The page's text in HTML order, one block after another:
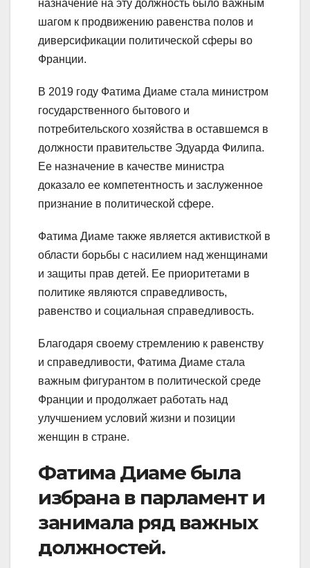
назначение на эту должность было важным
шагом к продвижению равенства полов и
диверсификации политической сферы во
Франции.
В 2019 году Фатима Диаме стала министром
государственного бытового и
потребительского хозяйства в оставшемся в
должности правительстве Эдуарда Филипа.
Ее назначение в качестве министра
доказало ее компетентность и заслуженное
признание в политической сфере.
Фатима Диаме также является активисткой в
области борьбы с насилием над женщинами
и защиты прав детей. Ее приоритетами в
политике являются справедливость,
равенство и социальная справедливость.
Благодаря своему стремлению к равенству
и справедливости, Фатима Диаме стала
важным фигурантом в политической среде
Франции и продолжает работать над
улучшением условий жизни и позиции
женщин в стране.
Фатима Диаме была
избрана в парламент и
занимала ряд важных
должностей.